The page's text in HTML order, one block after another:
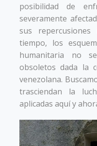
posibilidad de
severamente
sus repercusiones
tiempo, los
humanitaria no
obsoletos dada la
venezolana.
trasciendan la
aplicadas aquí y